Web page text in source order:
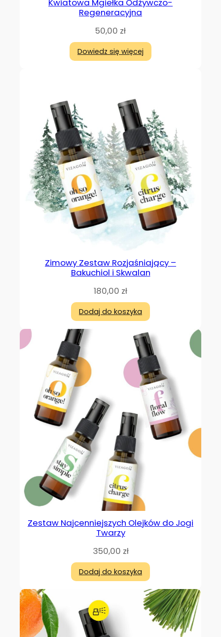
Kwiatowa Mgiełka Odżywczo-
Regeneracyjna
50,00 zł
Dowiedz się więcej
Zimowy Zestaw Rozjaśniający –
Bakuchiol i Skwalan
180,00 zł
Dodaj do koszyka
Zestaw Najcenniejszych Olejków do Jogi
Twarzy
350,00 zł
Dodaj do koszyka